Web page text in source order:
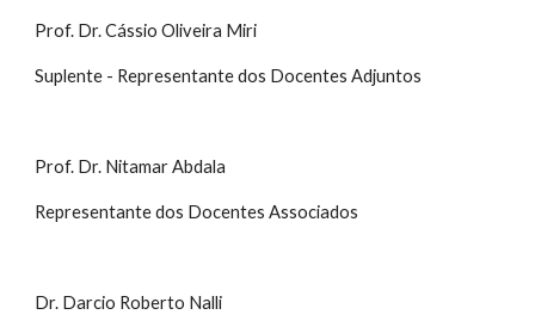
Prof. Dr. Cássio Oliveira Miri
Suplente - Representante dos Docentes Adjuntos
Prof. Dr. Nitamar Abdala
Representante dos Docentes Associados
Dr. Darcio Roberto Nalli